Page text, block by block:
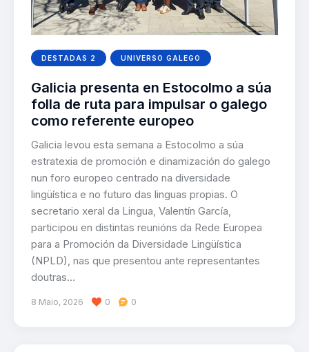
DESTADAS 2 UNIVERSO GALEGO
Galicia presenta en Estocolmo a súa
folla de ruta para impulsar o galego
como referente europeo
Galicia levou esta semana a Estocolmo a súa
estratexia de promoción e dinamización do galego
nun foro europeo centrado na diversidade
lingüística e no futuro das linguas propias. O
secretario xeral da Lingua, Valentín García,
participou en distintas reunións da Rede Europea
para a Promoción da Diversidade Lingüística
(NPLD), nas que presentou ante representantes
doutras…
8 Maio, 2026 0 0